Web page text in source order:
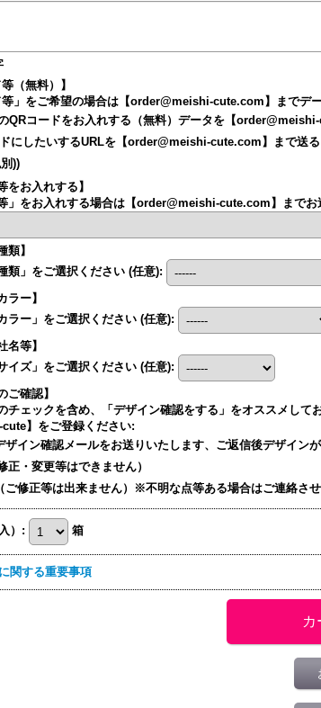
（無料）】
等」をご希望の場合は【order@meishi-cute.com】までデ
QRコードをお入れする（無料）データを【
にしたいするURLを【order@meishi-cute.com】まで送
))
をお入れする】
」をお入れする場合は【order@meishi-cute.com】までお
類】
類」をご選択ください (任意):
ラー】
ラー」をご選択ください (任意):
名等】
イズ」をご選択ください (任意):
ご確認】
チェックを含め、「デザイン確認をする」をオススメし
cute】をご登録ください:
ザイン確認メールをお送りいたします、ご返信後デザイ
正・変更等はできません）
ご修正等は出来ません）※不明な点等ある場合はご連絡さ
） : 箱
関する重要事項